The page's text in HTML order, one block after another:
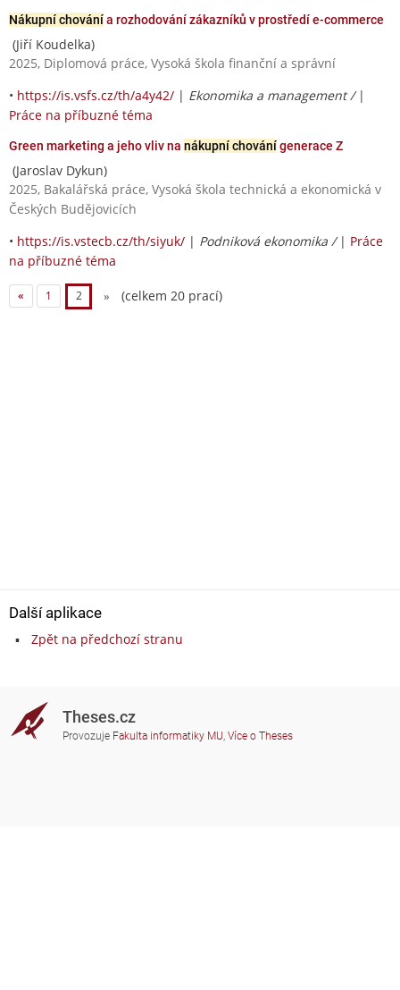
Nákupní chovánía rozhodování zákazníků v prostředí e-commerce
(Jiří Koudelka)
2025, Diplomová práce, Vysoká škola finanční a správní
• https://is.vsfs.cz/th/a4y42/ | Ekonomika a management / |
Práce na příbuzné téma
Green marketing a jeho vliv na nákupní chovánígenerace Z
(Jaroslav Dykun)
2025, Bakalářská práce, Vysoká škola technická a ekonomická v
Českých Budějovicích
• https://is.vstecb.cz/th/siyuk/ | Podniková ekonomika / | Práce
na příbuzné téma
« 1 2 » (celkem 20 prací)
Další aplikace
Zpět na předchozí stranu
Theses.cz
Provozuje Fakulta informatiky MU, Více o Theses